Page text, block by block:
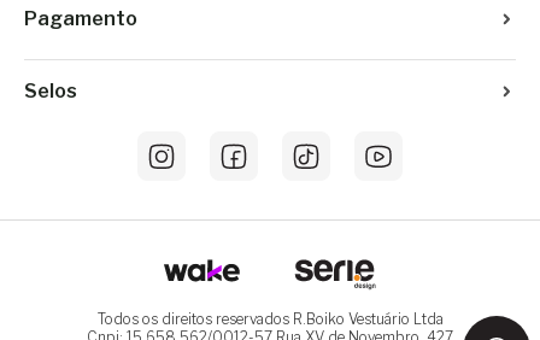
Pagamento
Selos
Todos os direitos reservados R.Boiko Vestuário Ltda